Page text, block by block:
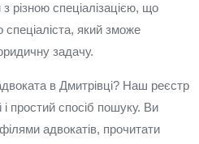
різною спеціалізацією, що
який зможе
задачу.
в Дмитрівці? Наш реєстр
простий спосіб пошуку. Ви
адвокатів, прочитати